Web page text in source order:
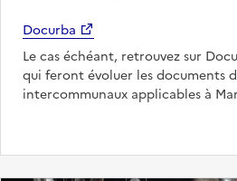
Docurba
Le cas échéant, retrouvez sur
qui feront évoluer les documents
intercommunaux applicables à